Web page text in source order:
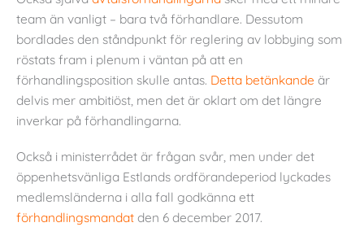
team än vanligt – bara två förhandlare. Dessutom
bordlades den ståndpunkt för reglering av lobbying som
röstats fram i plenum i väntan på att en
förhandlingsposition skulle antas. Detta betänkande är
delvis mer ambitiöst, men det är oklart om det längre
inverkar på förhandlingarna.
Också i ministerrådet är frågan svår, men under det
öppenhetsvänliga Estlands ordförandeperiod lyckades
medlemsländerna i alla fall godkänna ett
förhandlingsmandat den 6 december 2017.